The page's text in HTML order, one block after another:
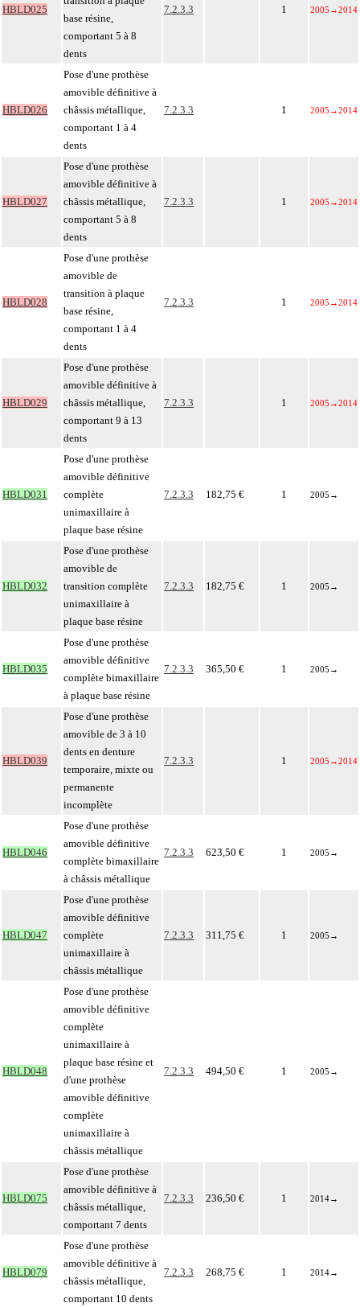
HBLD025
base résine,
comportant 5 à 8
dents
7.2.3.3 1 2005 →2014
HBLD026
Pose d'une prothèse
amovible définitive à
châssis métallique,
comportant 1 à 4
dents
7.2.3.3 1 2005 →2014
HBLD027
Pose d'une prothèse
amovible définitive à
châssis métallique,
comportant 5 à 8
dents
7.2.3.3 1 2005 →2014
HBLD028
Pose d'une prothèse
amovible de
transition à plaque
base résine,
comportant 1 à 4
dents
7.2.3.3 1 2005 →2014
HBLD029
Pose d'une prothèse
amovible définitive à
châssis métallique,
comportant 9 à 13
dents
7.2.3.3 1 2005 →2014
HBLD031
Pose d'une prothèse
amovible définitive
complète
unimaxillaire à
plaque base résine
7.2.3.3 182,75 € 1 2005 →
HBLD032
Pose d'une prothèse
amovible de
transition complète
unimaxillaire à
plaque base résine
7.2.3.3 182,75 € 1 2005 →
HBLD035
Pose d'une prothèse
amovible définitive
complète bimaxillaire
à plaque base résine
7.2.3.3 365,50 € 1 2005 →
HBLD039
Pose d'une prothèse
amovible de 3 à 10
dents en denture
temporaire, mixte ou
permanente
incomplète
7.2.3.3 1 2005 →2014
HBLD046
Pose d'une prothèse
amovible définitive
complète bimaxillaire
à châssis métallique
7.2.3.3 623,50 € 1 2005 →
HBLD047
Pose d'une prothèse
amovible définitive
complète
unimaxillaire à
châssis métallique
7.2.3.3 311,75 € 1 2005 →
HBLD048
Pose d'une prothèse
amovible définitive
complète
unimaxillaire à
plaque base résine et
d'une prothèse
amovible définitive
complète
unimaxillaire à
châssis métallique
7.2.3.3 494,50 € 1 2005 →
HBLD075
Pose d'une prothèse
amovible définitive à
châssis métallique,
comportant 7 dents
7.2.3.3 236,50 € 1 2014→
HBLD079
Pose d'une prothèse
amovible définitive à
châssis métallique,
comportant 10 dents
7.2.3.3 268,75 € 1 2014→